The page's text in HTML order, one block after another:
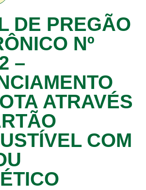
DE PREGÃO
Nº
–
ATRAVÉS
COM